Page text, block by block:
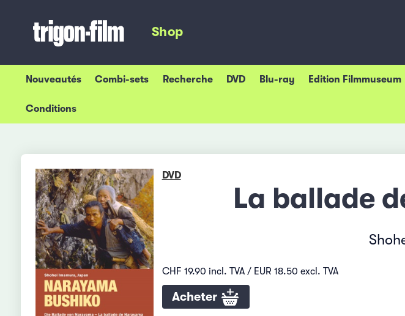
Shop
Nouveautés Combi-sets Recherche DVD Blu-ray Edition Filmmuseum
Conditions
DVD
La ballade
CHF 19.90 incl. TVA / EUR 18.50 excl. TVA
Acheter